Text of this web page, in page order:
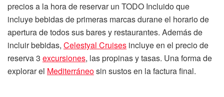
precios a la hora de reservar un TODO Incluido que
incluye bebidas de primeras marcas durane el horario de
apertura de todos sus bares y restaurantes. Además de
incluir bebidas, Celestyal Cruises incluye en el precio de
reserva 3 excursiones, las propinas y tasas. Una forma de
explorar el Mediterráneosin sustos en la factura final.